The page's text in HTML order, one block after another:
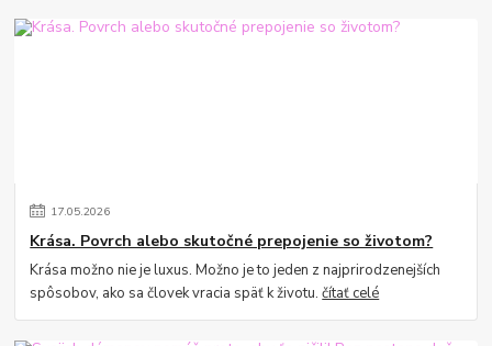
17.05.2026
Krása. Povrch alebo skutočné prepojenie so životom?
Krása možno nie je luxus. Možno je to jeden z najprirodzenejších
spôsobov, ako sa človek vracia späť k životu.čítať celé